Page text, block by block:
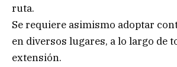
ruta.
Se requiere asimismo adoptar
en diversos lugares, a lo largo de
extensión.